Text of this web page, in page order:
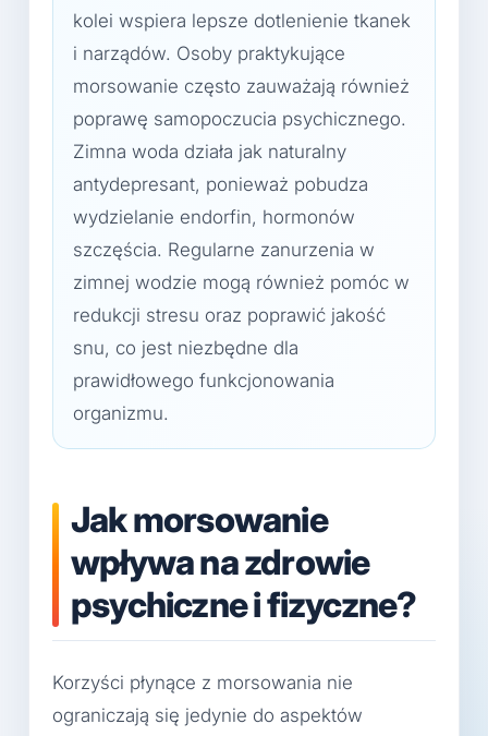
kolei wspiera lepsze dotlenienie tkanek
i narządów. Osoby praktykujące
morsowanie często zauważają również
poprawę samopoczucia psychicznego.
Zimna woda działa jak naturalny
antydepresant, ponieważ pobudza
wydzielanie endorfin, hormonów
szczęścia. Regularne zanurzenia w
zimnej wodzie mogą również pomóc w
redukcji stresu oraz poprawić jakość
snu, co jest niezbędne dla
prawidłowego funkcjonowania
organizmu.
Jak morsowanie
wpływa na zdrowie
psychiczne i fizyczne?
Korzyści płynące z morsowania nie
ograniczają się jedynie do aspektów